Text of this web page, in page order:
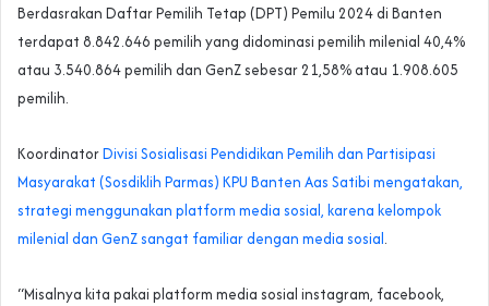
Berdasrakan Daftar Pemilih Tetap (DPT) Pemilu 2024 di Banten
terdapat 8.842.646 pemilih yang didominasi pemilih milenial 40,4%
atau 3.540.864 pemilih dan GenZ sebesar 21,58% atau 1.908.605
pemilih.
KoordinatorDivisi Sosialisasi Pendidikan Pemilih dan Partisipasi
Masyarakat (Sosdiklih Parmas) KPU Banten Aas Satibi mengatakan,
strategi menggunakan platform media sosial, karena kelompok
milenial dan GenZ sangat familiar dengan media sosial.
“Misalnya kita pakai platform media sosial instagram, facebook,